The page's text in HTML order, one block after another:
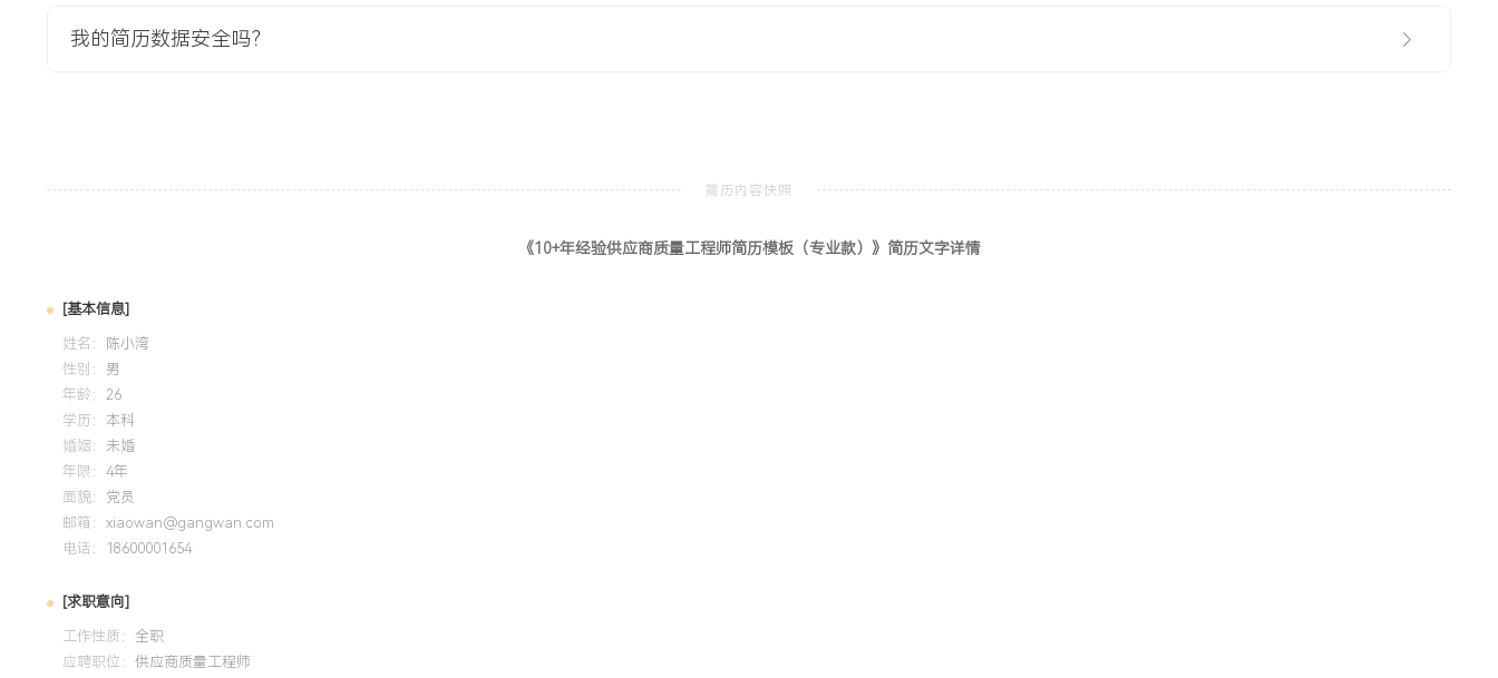
用AutoCAD完成复杂装配图绘制，并使用Minitab进行基础统计分析。课程设计主导了某
专业背景：拥有超过10年汽车电子与零部件行业供应商质量管理经验，熟悉IATF 16949质
量体系与核心质量工具，擅长从供应商开发到绩效改善的全流程管理。供应商管理：成功
主导XXX家供应商的审核与提升，将关键物料来料合格率提升XXX%，年度质量损失成本
下降XXX%，构建了稳定可靠的供应链。问题解决：精通8D、5Why等质量问题分析方
法，累计处理重大供应商品质异常XXX余起，平均闭环时间缩短XXX%，有效遏制问题复
发。过程控制：擅长通过过程审核与SPC推动供应商制程能力提升，主导的改进项目帮助X
家供应商获得客户免检资格。个人特质：注重现场，具备较强的跨部门协调与供应商沟通
能力，能适应高频出差与高强度工作压力，以结果为导向驱动供应链质量持续进步。
培训经历
2024-09 -2025-12
我的简历数据安全吗？
《10+年经验供应商质量工程师简历模板（专业款）》简历文字详情
[基本信息]
姓名：
陈小湾
性别： 男
年龄： 26
学历： 本科
婚姻： 未婚
年限： 4年
面貌： 党员
邮箱： xiaowan@gangwan.com
电话：
18600001654
[求职意向]
工作性质： 全职
应聘职位： 供应商质量工程师